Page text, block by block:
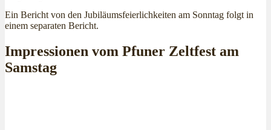
Ein Bericht von den Jubiläumsfeierlichkeiten am Sonntag folgt in
einem separaten Bericht.
Impressionen vom Pfuner Zeltfest am
Samstag